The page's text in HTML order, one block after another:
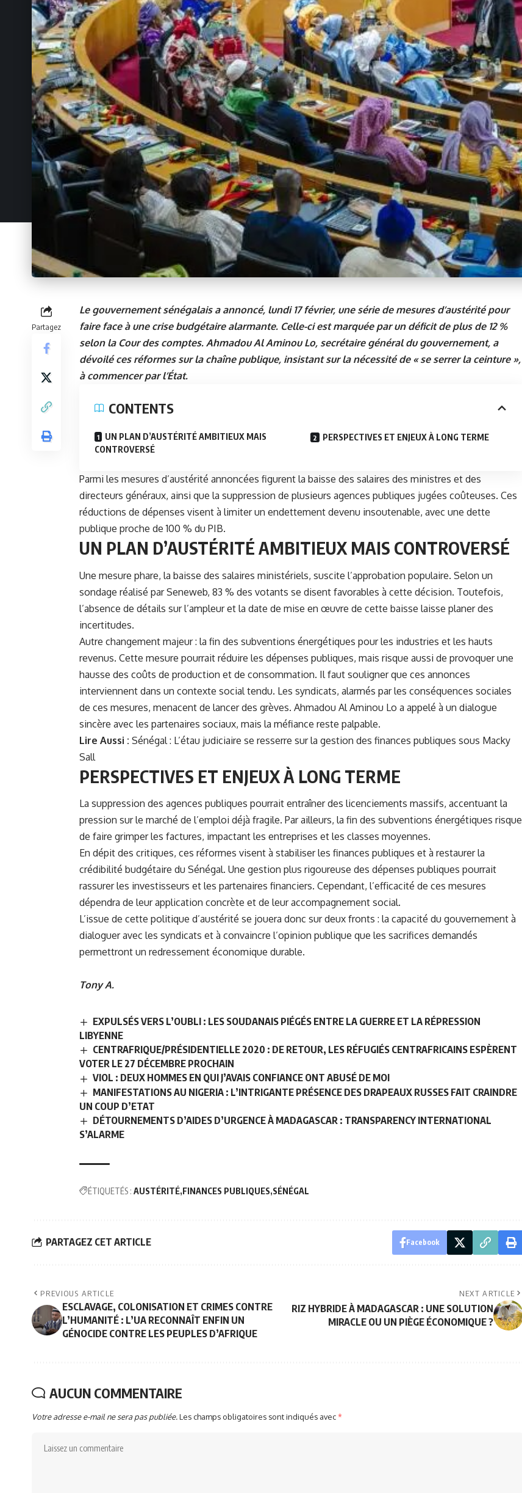
Partagez
Le gouvernement sénégalais a annoncé, lundi 17 février, une série de mesures d’austérité pour
faire face à une crise budgétaire alarmante. Celle-ci est marquée par un déficit de plus de 12 %
selon la Cour des comptes. Ahmadou Al Aminou Lo, secrétaire général du gouvernement, a
dévoilé ces réformes sur la chaîne publique, insistant sur la nécessité de « se serrer la ceinture »,
à commencer par l’État.
CONTENTS
UN PLAN D’AUSTÉRITÉ AMBITIEUX MAIS
CONTROVERSÉ
PERSPECTIVES ET ENJEUX À LONG TERME
Parmi les mesures d’austérité annoncées figurent la baisse des salaires des ministres et des
directeurs généraux, ainsi que la suppression de plusieurs agences publiques jugées coûteuses. Ces
réductions de dépenses visent à limiter un endettement devenu insoutenable, avec une dette
publique proche de 100 % du PIB.
UN PLAN D’AUSTÉRITÉ AMBITIEUX MAIS CONTROVERSÉ
Une mesure phare, la baisse des salaires ministériels, suscite l’approbation populaire. Selon un
sondage réalisé par Seneweb, 83 % des votants se disent favorables à cette décision. Toutefois,
l’absence de détails sur l’ampleur et la date de mise en œuvre de cette baisse laisse planer des
incertitudes.
Autre changement majeur : la fin des subventions énergétiques pour les industries et les hauts
revenus. Cette mesure pourrait réduire les dépenses publiques, mais risque aussi de provoquer une
hausse des coûts de production et de consommation. Il faut souligner que ces annonces
interviennent dans un contexte social tendu. Les syndicats, alarmés par les conséquences sociales
de ces mesures, menacent de lancer des grèves. Ahmadou Al Aminou Lo a appelé à un dialogue
sincère avec les partenaires sociaux, mais la méfiance reste palpable.
Lire Aussi : Sénégal : L’étau judiciaire se resserre sur la gestion des finances publiques sous Macky
Sall
PERSPECTIVES ET ENJEUX À LONG TERME
La suppression des agences publiques pourrait entraîner des licenciements massifs, accentuant la
pression sur le marché de l’emploi déjà fragile. Par ailleurs, la fin des subventions énergétiques risque
de faire grimper les factures, impactant les entreprises et les classes moyennes.
En dépit des critiques, ces réformes visent à stabiliser les finances publiques et à restaurer la
crédibilité budgétaire du Sénégal. Une gestion plus rigoureuse des dépenses publiques pourrait
rassurer les investisseurs et les partenaires financiers. Cependant, l’efficacité de ces mesures
dépendra de leur application concrète et de leur accompagnement social.
L’issue de cette politique d’austérité se jouera donc sur deux fronts : la capacité du gouvernement à
dialoguer avec les syndicats et à convaincre l’opinion publique que les sacrifices demandés
permettront un redressement économique durable.
Tony A.
EXPULSÉS VERS L’OUBLI : LES SOUDANAIS PIÉGÉS ENTRE LA GUERRE ET LA RÉPRESSION
LIBYENNE
CENTRAFRIQUE/PRÉSIDENTIELLE 2020 : DE RETOUR, LES RÉFUGIÉS CENTRAFRICAINS ESPÈRENT
VOTER LE 27 DÉCEMBRE PROCHAIN
VIOL : DEUX HOMMES EN QUI J’AVAIS CONFIANCE ONT ABUSÉ DE MOI
MANIFESTATIONS AU NIGERIA : L’INTRIGANTE PRÉSENCE DES DRAPEAUX RUSSES FAIT CRAINDRE
UN COUP D’ETAT
DÉTOURNEMENTS D’AIDES D’URGENCE À MADAGASCAR : TRANSPARENCY INTERNATIONAL
S’ALARME
ÉTIQUETÉS : AUSTÉRITÉ FINANCES PUBLIQUES SÉNÉGAL
PARTAGEZ CET ARTICLE Facebook
PREVIOUS ARTICLE
ESCLAVAGE, COLONISATION ET CRIMES CONTRE
L’HUMANITÉ : L’UA RECONNAÎT ENFIN UN
GÉNOCIDE CONTRE LES PEUPLES D’AFRIQUE
NEXT ARTICLE
RIZ HYBRIDE À MADAGASCAR : UNE SOLUTION
MIRACLE OU UN PIÈGE ÉCONOMIQUE ?
AUCUN COMMENTAIRE
Votre adresse e-mail ne sera pas publiée.Les champs obligatoires sont indiqués avec*